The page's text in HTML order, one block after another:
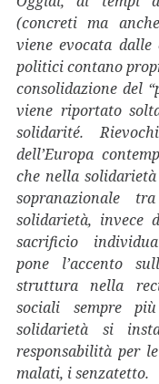
(concreti ma
viene evocata
politici contano
consolidazione del
viene riportato
solidarité.
dell’Europa
che nella
sopranazionale
solidarietà,
sacrificio
pone l’accento
struttura nella
sociali sempre
solidarietà si
responsabilità per
malati, i senzatetto.